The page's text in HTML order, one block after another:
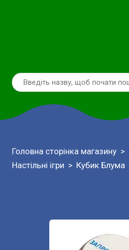
Головна сторінка магазину
Настільні ігри
Кубик Блума